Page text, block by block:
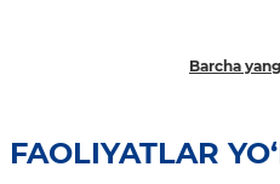
Barcha
FAOLIYATLAR